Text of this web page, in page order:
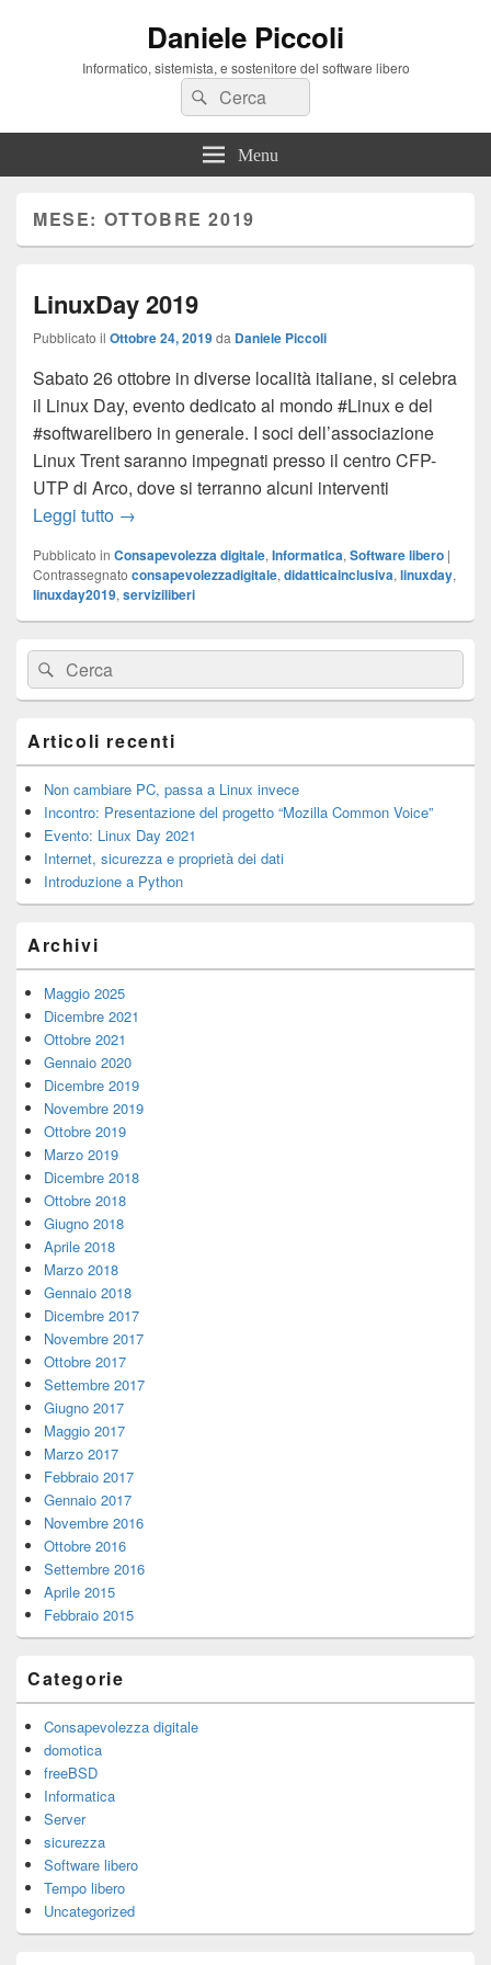
Daniele Piccoli
Informatico, sistemista, e sostenitore del software libero
Cerca:Cerca
Menu
MESE: OTTOBRE 2019
LinuxDay 2019
Pubblicato il Ottobre 24, 2019da Daniele Piccoli
Sabato 26 ottobre in diverse località italiane, si celebra
il Linux Day, evento dedicato al mondo #Linux e del
#softwarelibero in generale. I soci dell’associazione
Linux Trent saranno impegnati presso il centro CFP-
UTP di Arco, dove si terranno alcuni interventi
Leggi tutto LinuxDay 2019
→
Pubblicato in Consapevolezza digitale, Informatica, Software libero |
Contrassegnato consapevolezzadigitale, didatticainclusiva, linuxday,
linuxday2019, serviziliberi
Area
widget
barra
laterale
Cerca:Cerca
Articoli recenti
Non cambiare PC, passa a Linux invece
Incontro: Presentazione del progetto “Mozilla Common Voice”
Evento: Linux Day 2021
Internet, sicurezza e proprietà dei dati
Introduzione a Python
Archivi
Maggio 2025
Dicembre 2021
Ottobre 2021
Gennaio 2020
Dicembre 2019
Novembre 2019
Ottobre 2019
Marzo 2019
Dicembre 2018
Ottobre 2018
Giugno 2018
Aprile 2018
Marzo 2018
Gennaio 2018
Dicembre 2017
Novembre 2017
Ottobre 2017
Settembre 2017
Giugno 2017
Maggio 2017
Marzo 2017
Febbraio 2017
Gennaio 2017
Novembre 2016
Ottobre 2016
Settembre 2016
Aprile 2015
Febbraio 2015
Categorie
Consapevolezza digitale
domotica
freeBSD
Informatica
Server
sicurezza
Software libero
Tempo libero
Uncategorized